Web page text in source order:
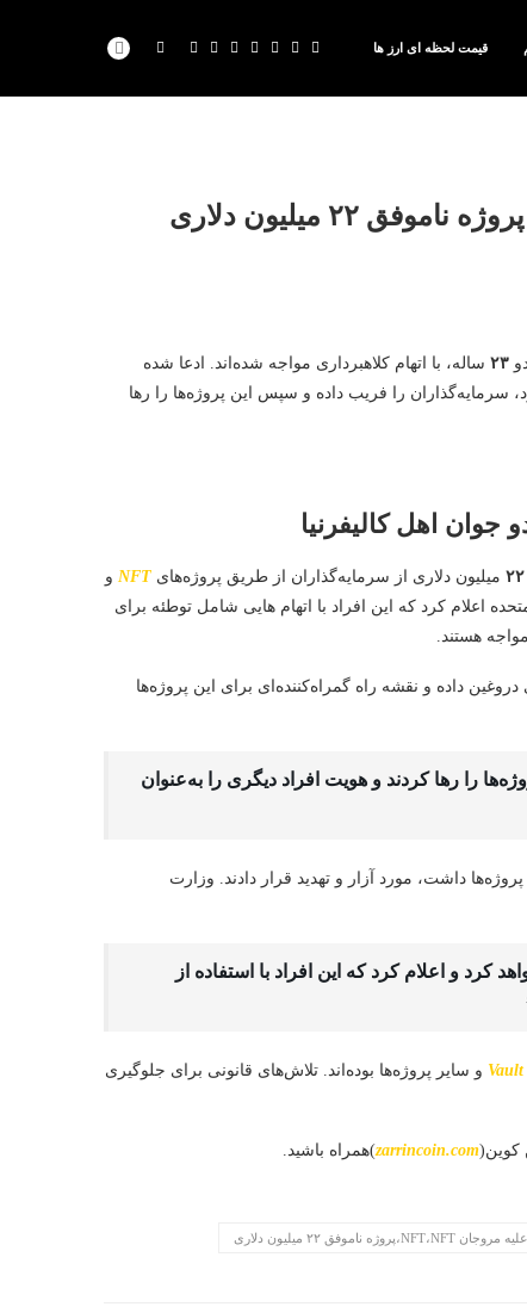
قیمت لحظه ای ارز ها
۲۳ ساله، با اتهام کلاهبرداری مواجه شده‌اند. ادعا شده
سرمایه‌گذاران را فریب داده و سپس این پروژه‌ها را رها
۲۲ میلیون دلاری از سرمایه‌گذاران از طریق پروژه‌هایNFT و
اعلام کرد که این افراد با اتهام هایی شامل توطئه برای
هستند.
دروغین داده و نقشه راه گمراه‌کننده‌ای برای این پروژه‌ها
را رها کردند و هویت افراد دیگری را به‌عنوان
داشت، مورد آزار و تهدید قرار دادند. وزارت
کرد و اعلام کرد که این افراد با استفاده از
Vault و سایر پروژه‌ها بوده‌اند. تلاش‌های قانونی برای جلوگیری
کوین(zarrincoin.com)همراه باشید.